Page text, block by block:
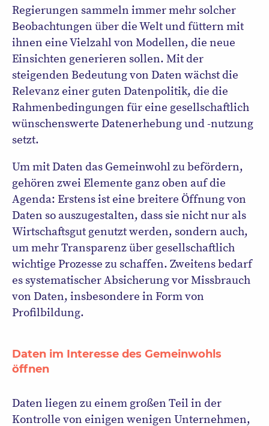
Regierungen sammeln immer mehr solcher
Beobachtungen über die Welt und füttern mit
ihnen eine Vielzahl von Modellen, die neue
Einsichten generieren sollen. Mit der
steigenden Bedeutung von Daten wächst die
Relevanz einer guten Datenpolitik, die die
Rahmenbedingungen für eine gesellschaftlich
wünschenswerte Datenerhebung und -nutzung
setzt.
Um mit Daten das Gemeinwohl zu befördern,
gehören zwei Elemente ganz oben auf die
Agenda: Erstens ist eine breitere Öffnung von
Daten so auszugestalten, dass sie nicht nur als
Wirtschaftsgut genutzt werden, sondern auch,
um mehr Transparenz über gesellschaftlich
wichtige Prozesse zu schaffen. Zweitens bedarf
es systematischer Absicherung vor Missbrauch
von Daten, insbesondere in Form von
Profilbildung.
Daten im Interesse des Gemeinwohls
öffnen
Daten liegen zu einem großen Teil in der
Kontrolle von einigen wenigen Unternehmen,